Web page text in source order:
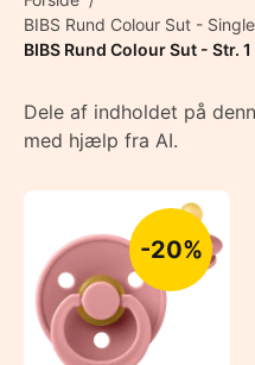
BIBS Rund Colour Sut -
BIBS Rund Colour Sut - Str.
Dele af indholdet på
med hjælp fra AI.
-20%